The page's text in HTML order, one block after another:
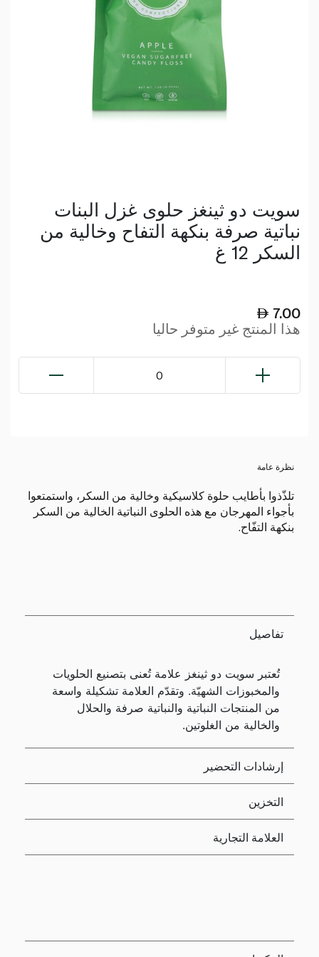
سويت دو ثينغز حلوى غزل البنات
نباتية صرفة بنكهة التفاح وخالية من
السكر 12 غ
7.00
هذا المنتج غير متوفر حاليا
0
نظرة عامة
تلذّذوا بأطايب حلوة كلاسيكية وخالية من السكر، واستمتعوا
بأجواء المهرجان مع هذه الحلوى النباتية الخالية من السكر
بنكهة التفّاح.
تفاصيل
تُعتبر سويت دو ثينغز علامة تُعنى بتصنيع الحلويات
والمخبوزات الشهيّة. وتقدّم العلامة تشكيلة واسعة
من المنتجات النباتية والنباتية صرفة والحلال
والخالية من الغلوتين.
إرشادات التحضير
التخزين
العلامة التجارية